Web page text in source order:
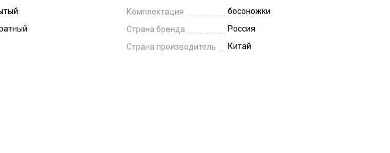
Комплектация
босоножки
Страна бренда
Россия
Страна производитель
Китай